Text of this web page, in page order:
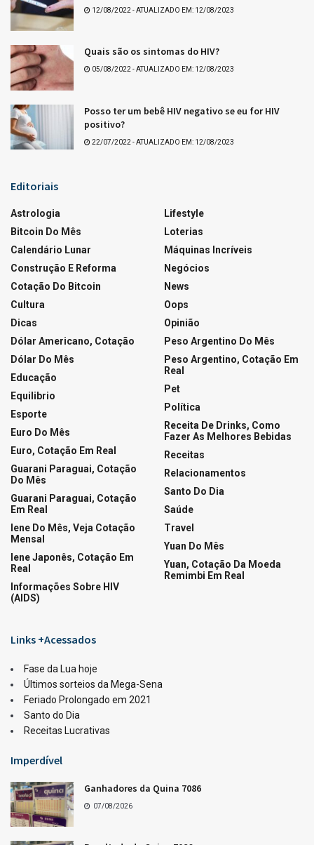
12/08/2022 - ATUALIZADO EM: 12/08/2023
Quais são os sintomas do HIV?
05/08/2022 - ATUALIZADO EM: 12/08/2023
Posso ter um bebê HIV negativo se eu for HIV
positivo?
22/07/2022 - ATUALIZADO EM: 12/08/2023
Editoriais
Astrologia
Bitcoin Do Mês
Calendário Lunar
Construção E Reforma
Cotação Do Bitcoin
Cultura
Dicas
Dólar Americano, Cotação
Dólar Do Mês
Educação
Equilibrio
Esporte
Euro Do Mês
Euro, Cotação Em Real
Guarani Paraguai, Cotação
Do Mês
Guarani Paraguai, Cotação
Em Real
Iene Do Mês, Veja Cotação
Mensal
Iene Japonês, Cotação Em
Real
Informações Sobre HIV
(AIDS)
Lifestyle
Loterias
Máquinas Incríveis
Negócios
News
Oops
Opinião
Peso Argentino Do Mês
Peso Argentino, Cotação Em
Real
Pet
Política
Receita De Drinks, Como
Fazer As Melhores Bebidas
Receitas
Relacionamentos
Santo Do Dia
Saúde
Travel
Yuan Do Mês
Yuan, Cotação Da Moeda
Remimbi Em Real
Links +Acessados
Fase da Lua hoje
Últimos sorteios da Mega-Sena
Feriado Prolongado em 2021
Santo do Dia
Receitas Lucrativas
Imperdível
Ganhadores da Quina 7086
07/08/2026